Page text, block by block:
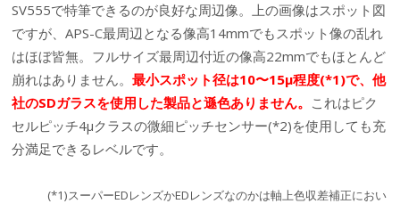
SV555で特筆できるのが良好な周辺像。上の画像はスポット図
ですが、APS-C最周辺となる像高14mmでもスポット像の乱れ
はほぼ皆無。フルサイズ最周辺付近の像高22mmでもほとんど
崩れはありません。最小スポット径は10〜15μ程度(*1)で、他
社のSDガラスを使用した製品と遜色ありません。 これはピク
セルピッチ4μクラスの微細ピッチセンサー(*2)を使用しても充
分満足できるレベルです。
(*1)スーパーEDレンズかEDレンズなのかは軸上色収差補正におい